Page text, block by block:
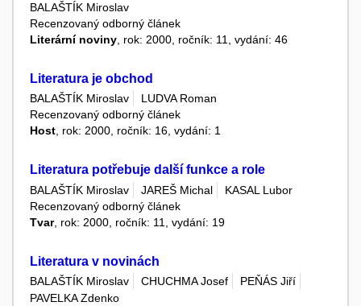
BALAŠTÍK Miroslav
Recenzovaný odborný článek
Literární noviny , rok: 2000, ročník: 11, vydání: 46
Literatura je obchod
BALAŠTÍK Miroslav
LUDVA Roman
Recenzovaný odborný článek
Host, rok: 2000, ročník: 16, vydání: 1
Literatura potřebuje další funkce a role
BALAŠTÍK Miroslav JAREŠ Michal
KASAL Lubor
Recenzovaný odborný článek
Tvar, rok: 2000, ročník: 11, vydání: 19
Literatura v novinách
BALAŠTÍK Miroslav CHUCHMA Josef
PEŇÁS Jiří
PAVELKA Zdenko